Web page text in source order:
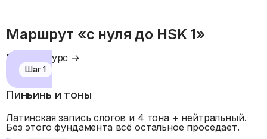
Маршрут «с нуля до HSK 1»
Полный курс →
Шаг1
Пиньинь и тоны
Латинская запись слогов и 4 тона + нейтральный.
Без этого фундамента всё остальное проседает.